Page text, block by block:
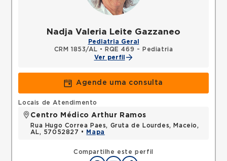
Nadja Valeria Leite Gazzaneo
Pediatria Geral
CRM 1853/AL •
RQE 469 - Pediatria
Ver perfil
Agende uma consulta
Compartilhe este perfil
Locais de Atendimento
Centro Médico Arthur Ramos
Rua Hugo Correa Paes, Gruta de Lourdes, Maceio,
AL, 57052827 •
Mapa